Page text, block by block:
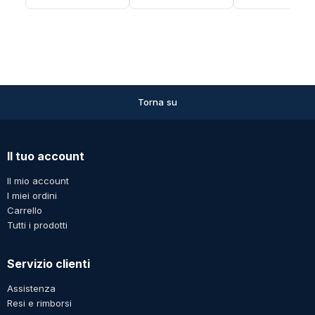
calda
accessori di gioielli
che fanno trasporto
fatti a mano fai
Torna su
Il tuo account
Il mio account
I miei ordini
Carrello
Tutti i prodotti
Servizio clienti
Assistenza
Resi e rimborsi